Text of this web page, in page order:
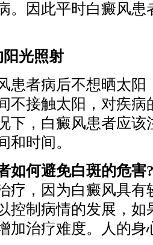
。因此平时白癜风患
光照射
者病后不想晒太阳
不接触太阳，对疾病
下，白癜风患者应
和时间。
如何避免白斑的危害
疗，因为白癜风具有
控制病情的发展，如
加治疗难度。人的身